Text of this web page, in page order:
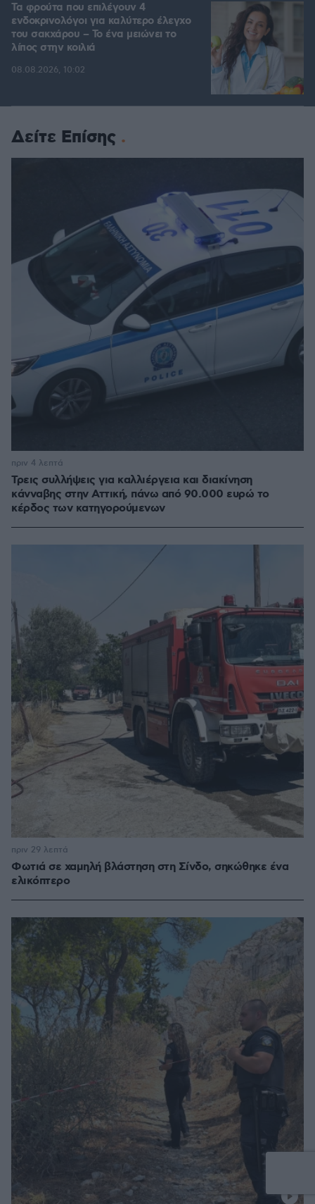
Τα φρούτα που επιλέγουν 4
ενδοκρινολόγοι για καλύτερο έλεγχο
του σακχάρου – Το ένα μειώνει το
λίπος στην κοιλιά
08.08.2026, 10:02
Δείτε Επίσης
Τρεις συλλήψεις για καλλιέργεια και διακίνηση
κάνναβης στην Αττική, πάνω από 90.000 ευρώ το
κέρδος των κατηγορούμενων
πριν 4 λεπτά
Φωτιά σε χαμηλή βλάστηση στη Σίνδο, σηκώθηκε ένα
ελικόπτερο
πριν 29 λεπτά